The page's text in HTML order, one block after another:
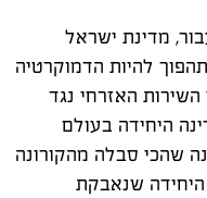
מדינת ישראל
להיות הדמוקרטיה
האזרחי נגד
היחידה בעולם
שהכי סבלה מהקורונה
שנאבקת